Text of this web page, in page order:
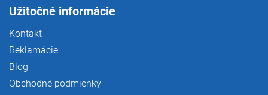
Užitočné informácie
Kontakt
Reklamácie
Blog
Obchodné podmienky